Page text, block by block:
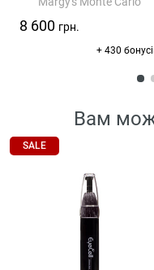
8 600 грн.
+ 430
Вам
SALE